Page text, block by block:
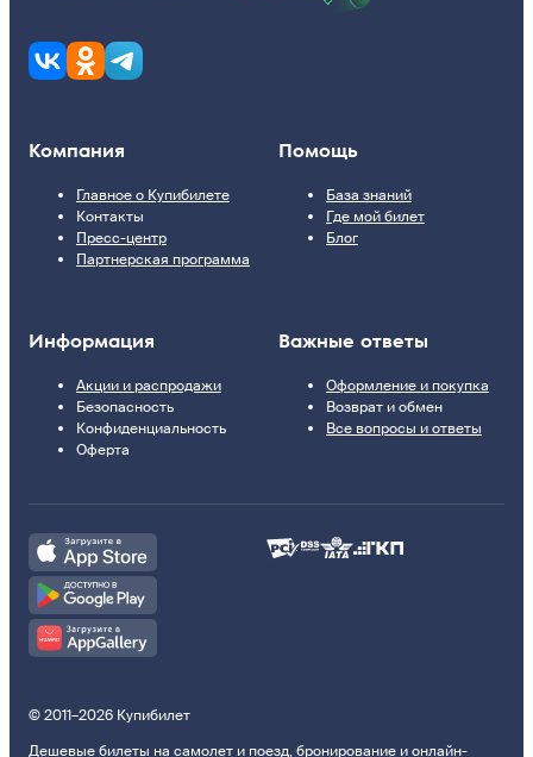
Компания
Главное о Купибилете
Контакты
Пресс-центр
Партнерская программа
Помощь
База знаний
Где мой билет
Блог
Информация
Акции и распродажи
Безопасность
Конфиденциальность
Оферта
Важные ответы
Оформление и покупка
Возврат и обмен
Все вопросы и ответы
© 2011–2026 Купибилет
Дешевые билеты на самолет и поезд, бронирование и онлайн-